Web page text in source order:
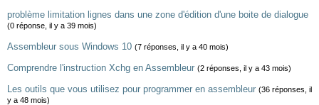
problème limitation lignes dans une zone d'édition d'une boite de dialogue
(0 réponse, il y a 39 mois)
Assembleur sous Windows 10 (7 réponses, il y a 40 mois)
Comprendre l'instruction Xchg en Assembleur (2 réponses, il y a 43 mois)
Les outils que vous utilisez pour programmer en assembleur (36 réponses, il
y a 48 mois)